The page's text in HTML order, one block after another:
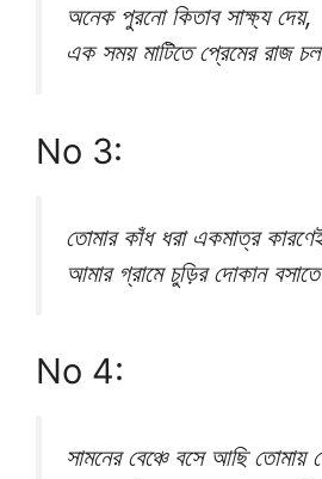
অনেক পুরনো কিতাব সাক্ষ্য দেয়,
এক সময় মাটিতে প্রেমের রাজ
No 3:
তোমার কাঁধ ধরা একমাত্র
আমার গ্রামে চুড়ির দোকান
No 4:
সামনের বেঞ্চে বসে আছি তোমায়